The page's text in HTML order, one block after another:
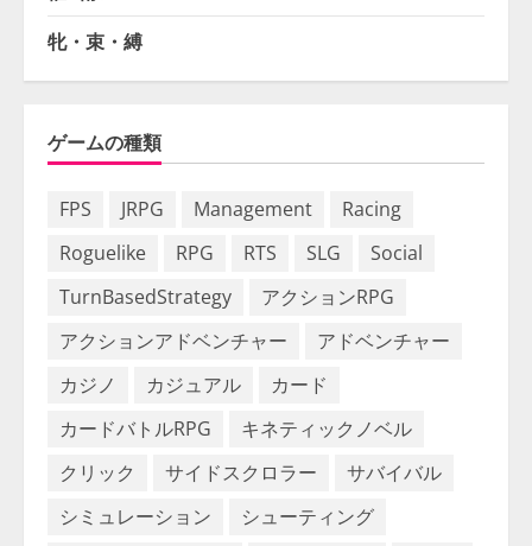
牝・束・縛
ゲームの種類
FPS JRPG Management
Racing
Roguelike
RPG RTS SLG
Social
TurnBasedStrategy
アクションRPG
アクションアドベンチャー
アドベンチャー
カジノ
カジュアル
カード
カードバトルRPG
キネティックノベル
クリック
サイドスクロラー
サバイバル
シミュレーション
シューティング